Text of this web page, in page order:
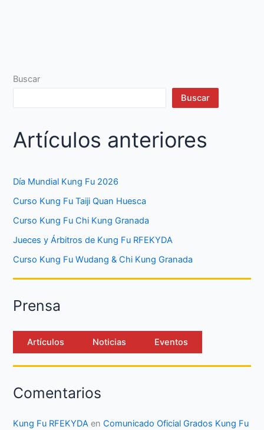
Buscar
Buscar
Artículos anteriores
Día Mundial Kung Fu 2026
Curso Kung Fu Taiji Quan Huesca
Curso Kung Fu Chi Kung Granada
Jueces y Árbitros de Kung Fu RFEKYDA
Curso Kung Fu Wudang & Chi Kung Granada
Prensa
Artículos Noticias Eventos
Comentarios
Kung Fu RFEKYDA enComunicado Oficial Grados Kung Fu